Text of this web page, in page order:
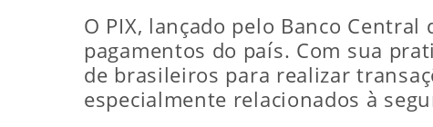
O PIX, lançado pelo Banco
pagamentos do país. Com sua
de brasileiros para realizar
especialmente relacionados à